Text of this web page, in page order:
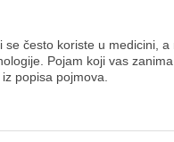
često koriste u medicini,
Pojam koji vas
popisa pojmova.